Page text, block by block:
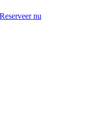
Reserveer nu